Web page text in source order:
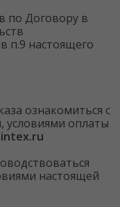
по Договору в
п.9 настоящего
ознакомиться с
оплаты
настоящей